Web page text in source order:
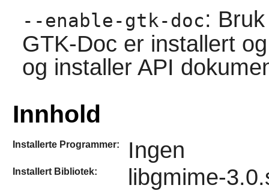
--enable-gtk-doc:
GTK-Doc er installert
og installer API
Innhold
Installerte Programmer: Ingen
Installert Bibliotek: libgmime-